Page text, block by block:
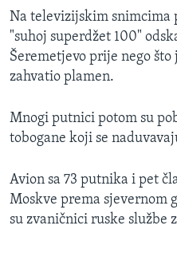
Na televizijskim snimcima
"suhoj superdžet 100"
Šeremetjevo prije nego
zahvatio plamen.
Mnogi putnici potom su
tobogane koji se
Avion sa 73 putnika i pet
Moskve prema sjevernom
su zvaničnici ruske službe